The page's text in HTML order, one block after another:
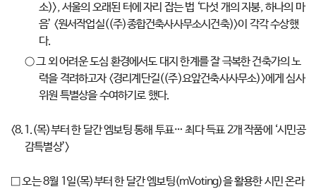
소)>, 서울의 오래된 터에 자리 잡는 법 ‘다섯 개의 지붕, 하나의 마
음’ <원서작업실((주)종합건축사사무소시건축)>이 각각 수상했
다.
○ 그 외 어려운 도심 환경에서도 대지 한계를 잘 극복한 건축가의 노
력을 격려하고자 <경리계단길((주)요앞건축사사무소)>에게 심사
위원 특별상을 수여하기로 했다.
<8.1.(목)부터 한 달간 엠보팅 통해 투표… 최다 득표 2개 작품에 ‘시민공
감특별상’>
□ 오는 8월 1일(목)부터 한 달간 엠보팅(mVoting)을 활용한 시민 온라